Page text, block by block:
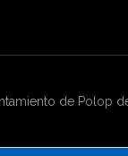
de Polop de